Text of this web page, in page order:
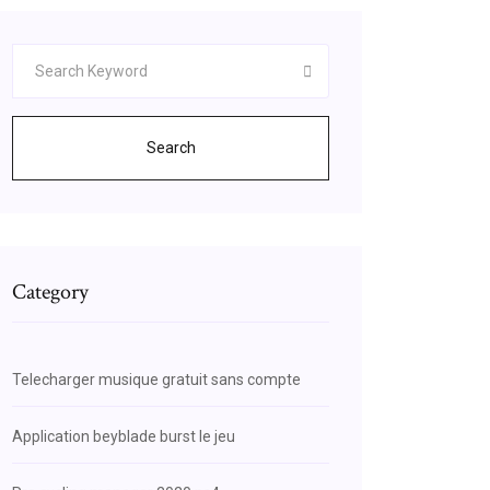
Search
Category
Telecharger musique gratuit sans compte
Application beyblade burst le jeu